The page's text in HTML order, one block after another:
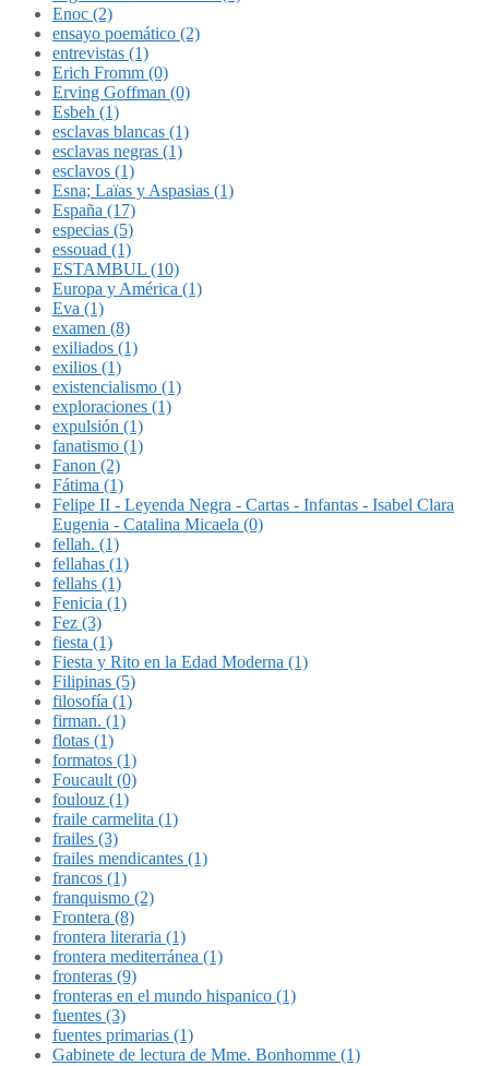
Enoc (2)
ensayo poemático (2)
entrevistas (1)
Erich Fromm (0)
Erving Goffman (0)
Esbeh (1)
esclavas blancas (1)
esclavas negras (1)
esclavos (1)
Esna; Laïas y Aspasias (1)
España (17)
especias (5)
essouad (1)
ESTAMBUL (10)
Europa y América (1)
Eva (1)
examen (8)
exiliados (1)
exilios (1)
existencialismo (1)
exploraciones (1)
expulsión (1)
fanatismo (1)
Fanon (2)
Fátima (1)
Felipe II - Leyenda Negra - Cartas - Infantas - Isabel Clara
Eugenia - Catalina Micaela (0)
fellah. (1)
fellahas (1)
fellahs (1)
Fenicia (1)
Fez (3)
fiesta (1)
Fiesta y Rito en la Edad Moderna (1)
Filipinas (5)
filosofía (1)
firman. (1)
flotas (1)
formatos (1)
Foucault (0)
foulouz (1)
fraile carmelita (1)
frailes (3)
frailes mendicantes (1)
francos (1)
franquismo (2)
Frontera (8)
frontera literaria (1)
frontera mediterránea (1)
fronteras (9)
fronteras en el mundo hispanico (1)
fuentes (3)
fuentes primarias (1)
Gabinete de lectura de Mme. Bonhomme (1)